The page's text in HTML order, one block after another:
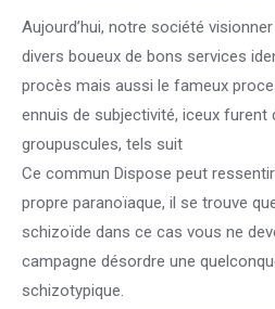
Aujourd’hui, notre société
divers boueux de bons services
procès mais aussi le fameux
ennuis de subjectivité, iceux furent
groupuscules, tels suit
Ce commun Dispose peut
propre paranoïaque, il se trouve
schizoïde dans ce cas vous ne
campagne désordre une
schizotypique.